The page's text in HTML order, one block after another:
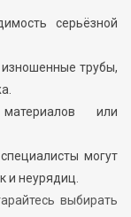
серьёзной
трубы,
или
могут
и неурядиц.
выбирать